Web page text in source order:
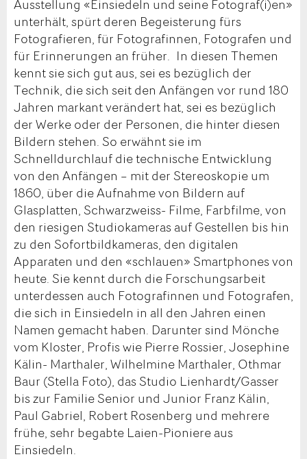
Ausstellung «Einsiedeln und seine Fotograf(i)en»
unterhält, spürt deren Begeisterung fürs
Fotografieren, für Fotografinnen, Fotografen und
für Erinnerungen an früher. In diesen Themen
kennt sie sich gut aus, sei es bezüglich der
Technik, die sich seit den Anfängen vor rund 180
Jahren markant verändert hat, sei es bezüglich
der Werke oder der Personen, die hinter diesen
Bildern stehen. So erwähnt sie im
Schnelldurchlauf die technische Entwicklung
von den Anfängen – mit der Stereoskopie um
1860, über die Aufnahme von Bildern auf
Glasplatten, Schwarzweiss- Filme, Farbfilme, von
den riesigen Studiokameras auf Gestellen bis hin
zu den Sofortbildkameras, den digitalen
Apparaten und den «schlauen» Smartphones von
heute. Sie kennt durch die Forschungsarbeit
unterdessen auch Fotografinnen und Fotografen,
die sich in Einsiedeln in all den Jahren einen
Namen gemacht haben. Darunter sind Mönche
vom Kloster, Profis wie Pierre Rossier, Josephine
Kälin- Marthaler, Wilhelmine Marthaler, Othmar
Baur (Stella Foto), das Studio Lienhardt/Gasser
bis zur Familie Senior und Junior Franz Kälin,
Paul Gabriel, Robert Rosenberg und mehrere
frühe, sehr begabte Laien-Pioniere aus
Einsiedeln.